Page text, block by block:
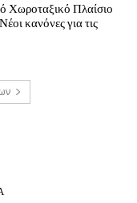
Χωροταξικό Πλαίσιο
κανόνες για τις